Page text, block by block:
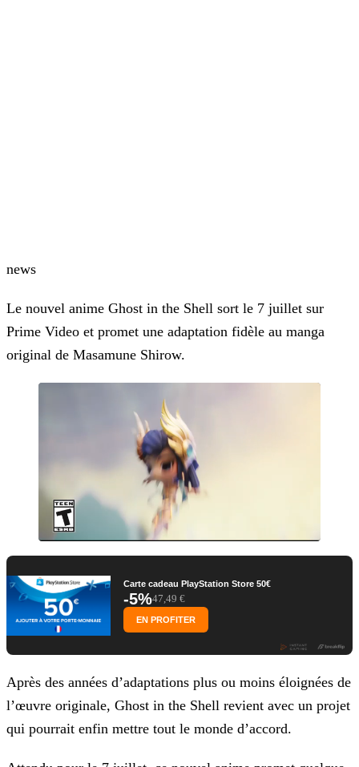
news
Le nouvel anime Ghost in the Shell sort le 7 juillet sur
Prime Video et promet une adaptation fidèle au manga
original de Masamune Shirow.
Carte cadeau PlayStation Store 50€
-5%47,49 €
EN PROFITER
Après des années d’adaptations plus ou moins éloignées de
l’œuvre originale, Ghost in the Shell revient avec un projet
qui pourrait enfin mettre tout le monde d’accord.